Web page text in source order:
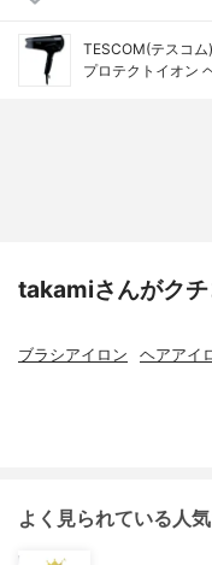
TESCOM(テスコム)
プロテクトイオン
takamiさんがクチ
ブラシアイロン ヘアアイ
よく見られている人